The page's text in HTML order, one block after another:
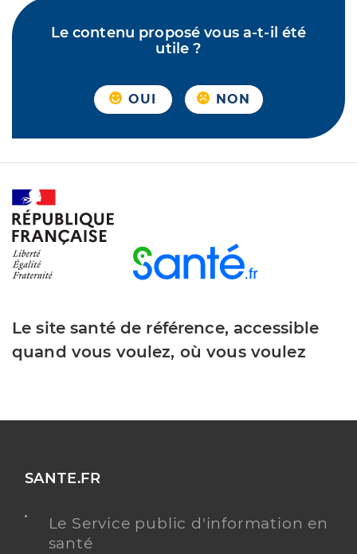
Le contenu proposé vous a-t-il été
utile ?
OUI NON
Le site santé de référence, accessible
quand vous voulez, où vous voulez
SANTE.FR
Le Service public d'information en
santé